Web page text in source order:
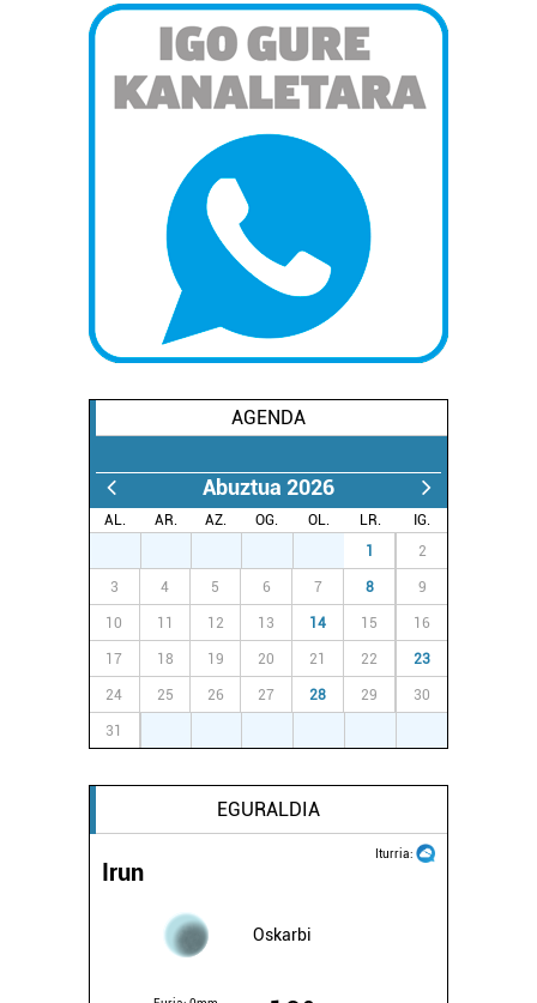
datuen atalean. Edozein unetan alda edo ken dezakezu
zure baimena Cookieen adierazpenean.
Webgune honek cookie propioak eta hirugarrenen cookie-
zerbitzuak hobetzeko asmoz, cookie teknologiaz
baliatzen gara. Ohar hau onartuz gero, teknologia hori
erabiltzeko baimen esplizitua ematen diguzu.
AGENDA
Abuztua 2026
AL. AR. AZ. OG. OL. LR.
IG.
1 2
3 4 5 6 7 8 9
10 11 12 13 14 15 16
17 18 19 20 21 22 23
24 25 26 27 28 29 30
31
EGURALDIA
Iturria:
Irun
Oskarbi